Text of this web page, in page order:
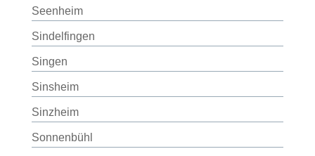
Seenheim
Sindelfingen
Singen
Sinsheim
Sinzheim
Sonnenbühl